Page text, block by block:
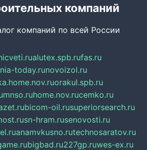
компаний
компаний по всей России
alutex.spb.rufas.ru
today.runovoizol.ru
orakul.spb.ru
mnso.ruhome.nov.rucemko.ru
bicom-oil.rusuperiorsearch.ru
sn-hram.rusenovosti.ru
anamvkusno.rutechnosaratov.ru
bigbad.ru227gp.ruwes-ex.ru